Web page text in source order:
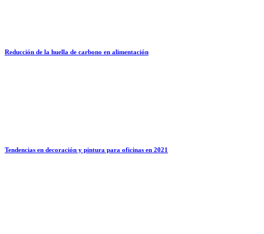
Reducción de la huella de carbono en alimentación
Tendencias en decoración y pintura para oficinas en 2021